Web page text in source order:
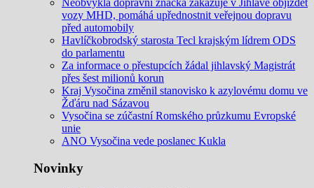
Neobvyklá dopravní značka zakazuje v Jihlavě objíždět
vozy MHD, pomáhá upřednostnit veřejnou dopravu
před automobily
Havlíčkobrodský starosta Tecl krajským lídrem ODS
do parlamentu
Za informace o přestupcích žádal jihlavský Magistrát
přes šest milionů korun
Kraj Vysočina změnil stanovisko k azylovému domu ve
Žďáru nad Sázavou
Vysočina se zúčastní Romského průzkumu Evropské
unie
ANO Vysočina vede poslanec Kukla
Novinky